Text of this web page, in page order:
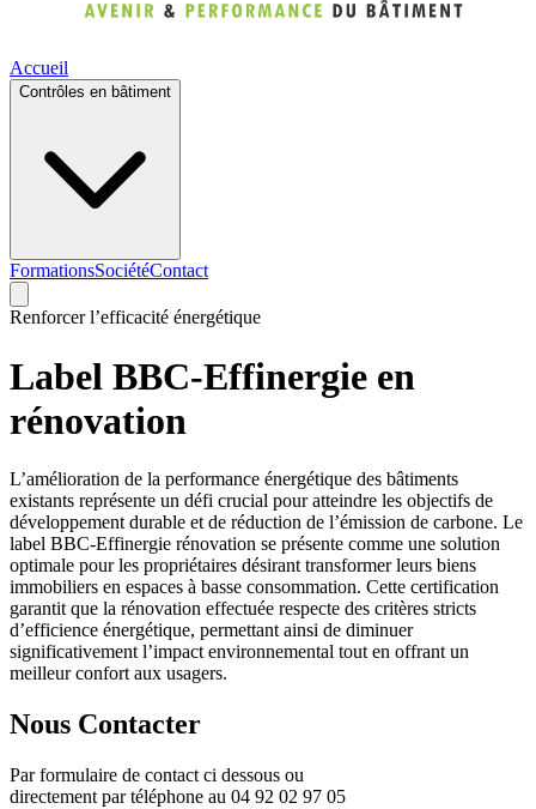
Accueil
Contrôles en bâtiment
FormationsSociétéContact
Renforcer l’efficacité énergétique
Label BBC-Effinergie en
rénovation
L’amélioration de la performance énergétique des bâtiments
existants représente un défi crucial pour atteindre les objectifs de
développement durable et de réduction de l’émission de carbone. Le
label BBC-Effinergie rénovation se présente comme une solution
optimale pour les propriétaires désirant transformer leurs biens
immobiliers en espaces à basse consommation. Cette certification
garantit que la rénovation effectuée respecte des critères stricts
d’efficience énergétique, permettant ainsi de diminuer
significativement l’impact environnemental tout en offrant un
meilleur confort aux usagers.
Nous Contacter
Par formulaire de contact ci dessous ou
directement par téléphone au 04 92 02 97 05